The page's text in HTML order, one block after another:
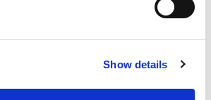
Show details
на том, что видите: каждый